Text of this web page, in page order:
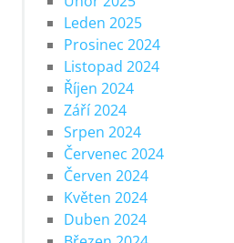
Leden 2025
Prosinec 2024
Listopad 2024
Říjen 2024
Září 2024
Srpen 2024
Červenec 2024
Červen 2024
Květen 2024
Duben 2024